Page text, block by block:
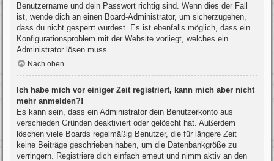
Benutzername und dein Passwort richtig sind. Wenn dies der Fall
ist, wende dich an einen Board-Administrator, um sicherzugehen,
dass du nicht gesperrt wurdest. Es ist ebenfalls möglich, dass ein
Konfigurationsproblem mit der Website vorliegt, welches ein
Administrator lösen muss.
Nach oben
Ich habe mich vor einiger Zeit registriert, kann mich aber nicht
mehr anmelden?!
Es kann sein, dass ein Administrator dein Benutzerkonto aus
verschieden Gründen deaktiviert oder gelöscht hat. Außerdem
löschen viele Boards regelmäßig Benutzer, die für längere Zeit
keine Beiträge geschrieben haben, um die Datenbankgröße zu
verringern. Registriere dich einfach erneut und nimm aktiv an den